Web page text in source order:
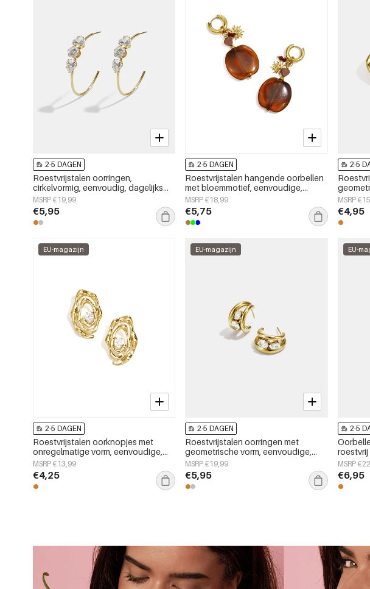
2-5 DAGEN
Roestvrijstalen oorringen,
cirkelvormig, eenvoudig, dagelijks
gebruik, eenvoudige serie,
damessieraden
MSRP €19,99
€5,95
2-5 DAGEN
Roestvrijstalen hangende oorbellen
met bloemmotief, eenvoudige,
alledaagse en eenvoudige serie
voor dames.
MSRP €18,99
€5,75
2-5
MSRP
€4,95
EU-magazijn
2-5 DAGEN
Roestvrijstalen oorknopjes met
onregelmatige vorm, eenvoudige,
alledaagse serie, dames sieraden
MSRP €13,99
€4,25
EU-magazijn
2-5 DAGEN
Roestvrijstalen oorringen met
geometrische vorm, eenvoudige,
alledaagse serie, damessieraden
MSRP €19,99
€5,95
EU-
2-5
roestvrij
MSRP
€6,95